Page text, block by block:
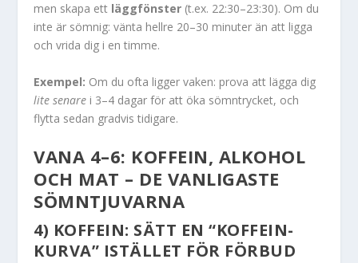
men skapa ett läggfönster (t.ex. 22:30–23:30). Om du
inte är sömnig: vänta hellre 20–30 minuter än att ligga
och vrida dig i en timme.
Exempel: Om du ofta ligger vaken: prova att lägga dig
lite senare i 3–4 dagar för att öka sömntrycket, och
flytta sedan gradvis tidigare.
VANA 4–6: KOFFEIN, ALKOHOL
OCH MAT – DE VANLIGASTE
SÖMNTJUVARNA
4) KOFFEIN: SÄTT EN “KOFFEIN-
KURVA” ISTÄLLET FÖR FÖRBUD